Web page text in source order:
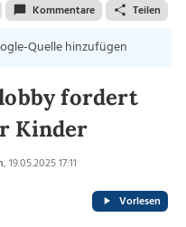
Kommentare Teilen
Quelle hinzufügen
fordert
Kinder
, 19.05.2025 17:11
Vorlesen